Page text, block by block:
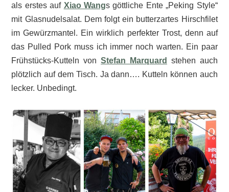
als erstes auf Xiao Wangs göttliche Ente „Peking Style“
mit Glasnudelsalat. Dem folgt ein butterzartes Hirschfilet
im Gewürzmantel. Ein wirklich perfekter Trost, denn auf
das Pulled Pork muss ich immer noch warten. Ein paar
Frühstücks-Kutteln vonStefan Marquard
stehen auch
plötzlich auf dem Tisch. Ja dann…. Kutteln können auch
lecker. Unbedingt.